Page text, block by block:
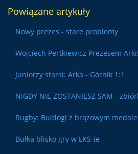
Powiązane artykuły
Nowy prezes - stare problemy
Wojciech Pertkiewicz Prezesem Arki!
Juniorzy starsi: Arka - Górnik 1:1
NIGDY NIE ZOSTANIESZ SAM -
Rugby: Buldogi z brązowym
Bułka blisko gry w ŁKS-ie